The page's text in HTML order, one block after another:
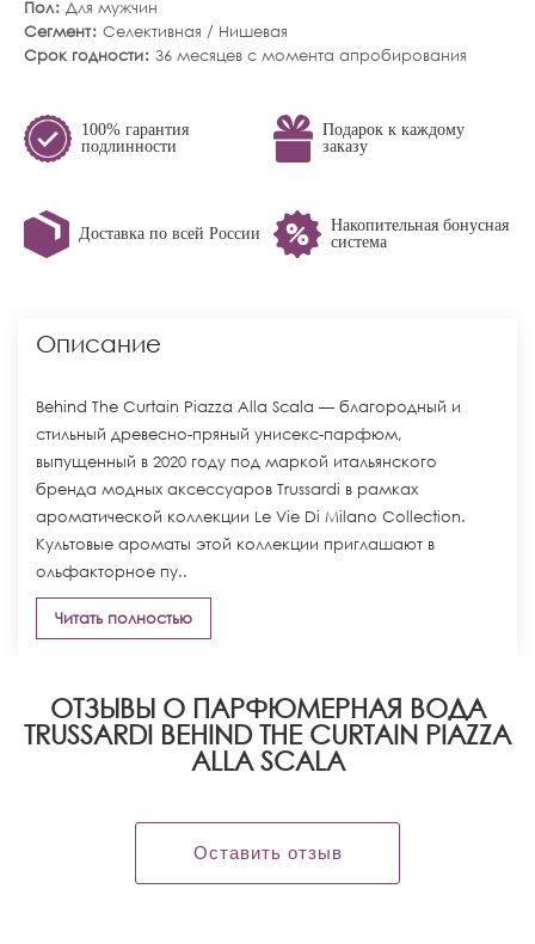
Пол Для мужчин
Сегмент Селективная / Нишевая
Срок годности 36 месяцев с момента апробирования
100% гарантия
подлинности
Подарок к каждому
заказу
Доставка по всей России
Накопительная бонусная
система
Описание
Behind The Curtain Piazza Alla Scala — благородный и
стильный древесно-пряный унисекс-парфюм,
выпущенный в 2020 году под маркой итальянского
бренда модных аксессуаров Trussardi в рамках
ароматической коллекции Le Vie Di Milano Collection.
Культовые ароматы этой коллекции приглашают в
ольфакторное пу..
Читать полностью
ОТЗЫВЫ О ПАРФЮМЕРНАЯ ВОДА
TRUSSARDI BEHIND THE CURTAIN PIAZZA
ALLA SCALA
Оставить отзыв